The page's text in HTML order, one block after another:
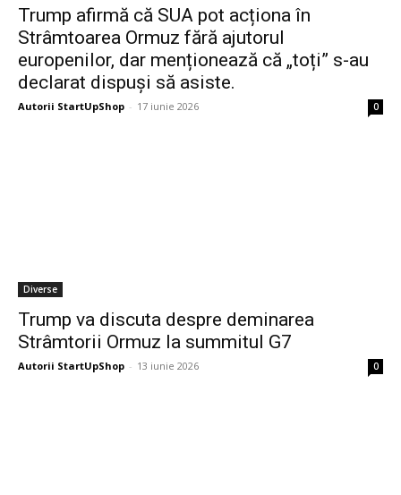
Trump afirmă că SUA pot acționa în
Strâmtoarea Ormuz fără ajutorul
europenilor, dar menționează că „toți” s-au
declarat dispuși să asiste.
Autorii StartUpShop - 17 iunie 2026 0
Diverse
Trump va discuta despre deminarea
Strâmtorii Ormuz la summitul G7
Autorii StartUpShop - 13 iunie 2026 0